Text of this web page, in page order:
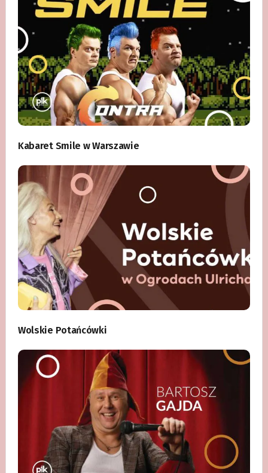
Kabaret Smile w Warszawie
Wolskie Potańcówki